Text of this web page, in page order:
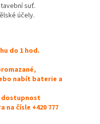
suť.
účely.
do 1 hod.
nabít baterie a
dostupnost
čísle +420 777